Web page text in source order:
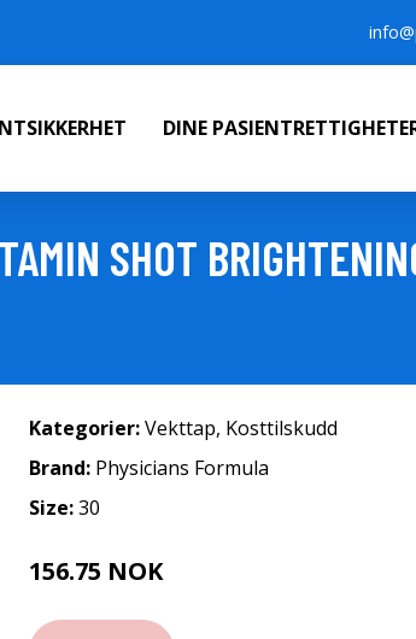
DINE
SHOT
Kategorier:Vekttap, Kosttilskudd
Brand: Physicians Formula
Size:30
156.75 NOK